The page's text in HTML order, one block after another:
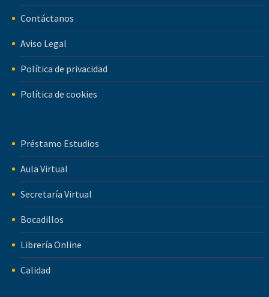
Contáctanos
Aviso Legal
Política de privacidad
Política de cookies
Préstamo Estudios
Aula Virtual
Secretaría Virtual
Bocadillos
Librería Online
Calidad